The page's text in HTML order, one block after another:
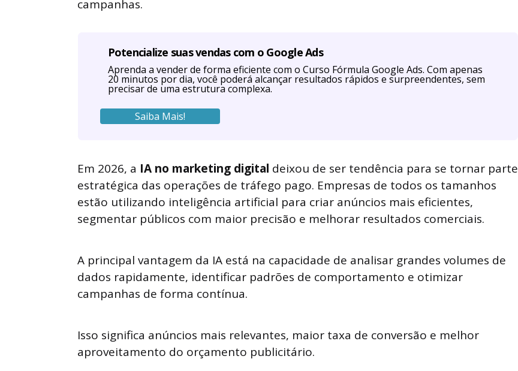
campanhas.
Potencialize suas vendas com o Google Ads
Aprenda a vender de forma eficiente com o Curso Fórmula Google Ads. Com apenas
20 minutos por dia, você poderá alcançar resultados rápidos e surpreendentes, sem
precisar de uma estrutura complexa.
Saiba Mais!
Em 2026, a IA no marketing digital deixou de ser tendência para se tornar parte
estratégica das operações de tráfego pago. Empresas de todos os tamanhos
estão utilizando inteligência artificial para criar anúncios mais eficientes,
segmentar públicos com maior precisão e melhorar resultados comerciais.
A principal vantagem da IA está na capacidade de analisar grandes volumes de
dados rapidamente, identificar padrões de comportamento e otimizar
campanhas de forma contínua.
Isso significa anúncios mais relevantes, maior taxa de conversão e melhor
aproveitamento do orçamento publicitário.